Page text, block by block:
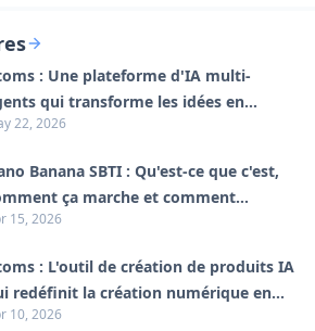
: Une plateforme d'IA multi-
qui transforme les idées en
prêts à être lancés
22, 2026
Banana SBTI : Qu'est-ce que c'est,
ça marche et comment
en 2026
15, 2026
: L'outil de création de produits IA
redéfinit la création numérique en
10, 2026